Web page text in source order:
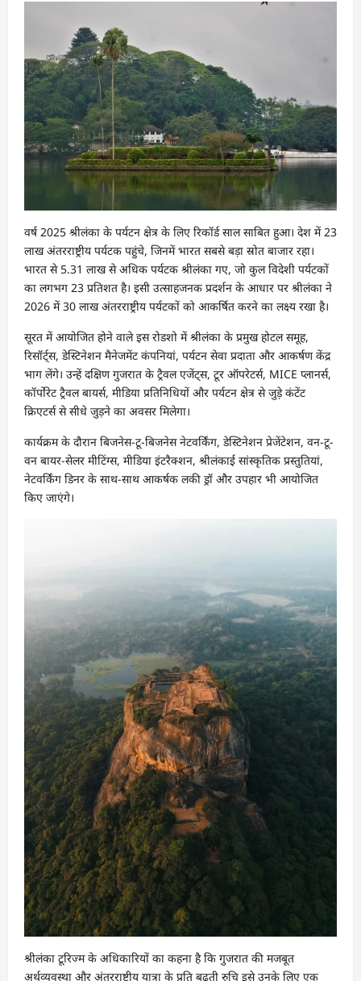
वर्ष 2025 श्रीलंका के पर्यटन क्षेत्र के लिए रिकॉर्ड साल साबित हुआ। देश में 23
लाख अंतरराष्ट्रीय पर्यटक पहुंचे, जिनमें भारत सबसे बड़ा स्रोत बाजार रहा।
भारत से 5.31 लाख से अधिक पर्यटक श्रीलंका गए, जो कुल विदेशी पर्यटकों
का लगभग 23 प्रतिशत है। इसी उत्साहजनक प्रदर्शन के आधार पर श्रीलंका ने
2026 में 30 लाख अंतरराष्ट्रीय पर्यटकों को आकर्षित करने का लक्ष्य रखा है।
सूरत में आयोजित होने वाले इस रोडशो में श्रीलंका के प्रमुख होटल समूह,
रिसॉर्ट्स, डेस्टिनेशन मैनेजमेंट कंपनियां, पर्यटन सेवा प्रदाता और आकर्षण केंद्र
भाग लेंगे। उन्हें दक्षिण गुजरात के ट्रैवल एजेंट्स, टूर ऑपरेटर्स, MICE प्लानर्स,
कॉर्पोरेट ट्रैवल बायर्स, मीडिया प्रतिनिधियों और पर्यटन क्षेत्र से जुड़े कंटेंट
क्रिएटर्स से सीधे जुड़ने का अवसर मिलेगा।
कार्यक्रम के दौरान बिजनेस-टू-बिजनेस नेटवर्किंग, डेस्टिनेशन प्रेजेंटेशन, वन-टू-
वन बायर-सेलर मीटिंग्स, मीडिया इंटरैक्शन, श्रीलंकाई सांस्कृतिक प्रस्तुतियां,
नेटवर्किंग डिनर के साथ-साथ आकर्षक लकी ड्रॉ और उपहार भी आयोजित
किए जाएंगे।
श्रीलंका टूरिज्म के अधिकारियों का कहना है कि गुजरात की मजबूत
अर्थव्यवस्था और अंतरराष्ट्रीय यात्रा के प्रति बढ़ती रुचि इसे उनके लिए एक